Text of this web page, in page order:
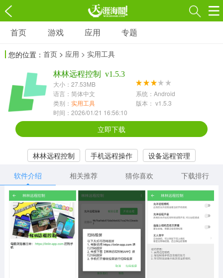
游戏
3697款应用
1597款应用
休闲益智
13387款应用
2196款应用
冒险解谜
1072款应用
418款应用
568款应用
音乐舞蹈
269款应用
2716款应用
515款应用
其他
1654款应用
515款应用
MOD游戏
1056款应用
首页 游戏 应用 专题
您的位置： 首页 > 应用 > 实用工具
林林远程控制 v1.5.3
大小：27.53MB
语言：简体中文
系统：Android
类别： 实用工具
版本： v1.5.3
时间：2026/01/21 16:56:10
立即下载
林林远程控制 手机远程操作
设备远程管理
软件介绍
相关推荐 猜你喜欢 下载排行